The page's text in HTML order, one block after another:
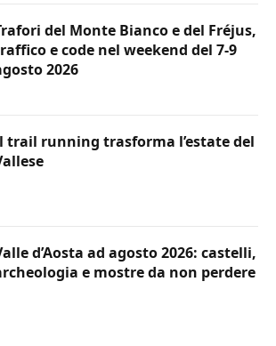
del Monte Bianco e del Fréjus,
e code nel weekend del 7-9
2026
trail running trasforma l’estate del
d’Aosta ad agosto 2026: castelli,
e mostre da non perdere